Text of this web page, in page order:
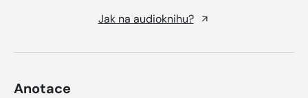
Jak na audioknihu?
Anotace